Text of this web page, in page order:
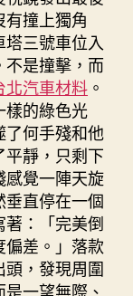
撞上獨角
三號車位入
不是撞擊，而
北汽車材料 。
樣的綠色光
了何手殘和他
靜，只剩下
感覺一陣天旋
直停在一個
：「完美倒
差。」落款
，發現周圍
一望無際、